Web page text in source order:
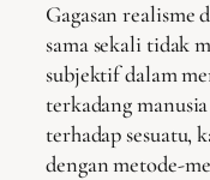
Gagasan realisme
sama sekali tidak
subjektif dalam
terkadang
terhadap sesuatu,
dengan metode-